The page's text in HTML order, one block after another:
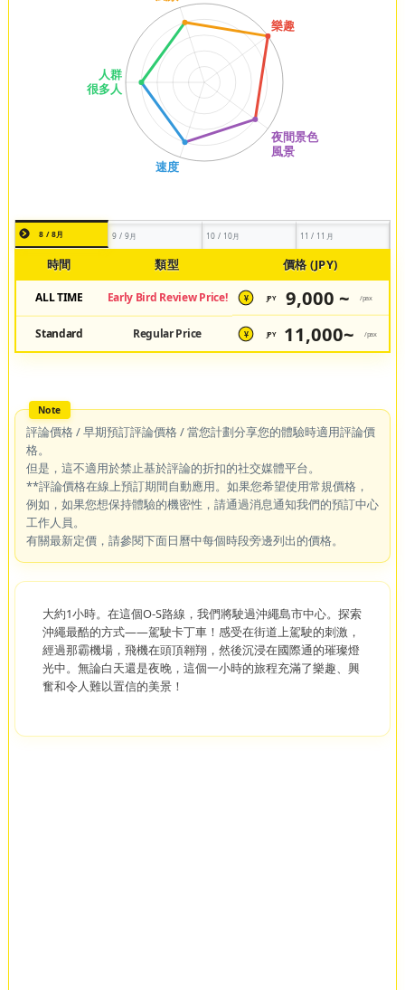
8 / 8月 9 / 9月 10 / 10月 11 / 11月
時間 類型 價格 (JPY)
ALL TIME Early Bird Review Price! ¥ JPY 9,000 ~ /pax
Standard Regular Price ¥ JPY 11,000~ /pax
評論價格 / 早期預訂評論價格 / 當您計劃分享您的體驗時適用評論價
格。
但是，這不適用於禁止基於評論的折扣的社交媒體平台。
**評論價格在線上預訂期間自動應用。如果您希望使用常規價格，
例如，如果您想保持體驗的機密性，請通過消息通知我們的預訂中心
工作人員。
有關最新定價，請參閱下面日曆中每個時段旁邊列出的價格。
大約1小時。在這個O-S路線，我們將駛過沖繩島市中心。探索
沖繩最酷的方式——駕駛卡丁車！感受在街道上駕駛的刺激，
經過那霸機場，飛機在頭頂翱翔，然後沉浸在國際通的璀璨燈
光中。無論白天還是夜晚，這個一小時的旅程充滿了樂趣、興
奮和令人難以置信的美景！